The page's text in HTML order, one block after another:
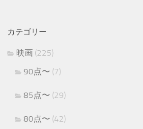
カテゴリー
映画 (225)
90点〜 (7)
85点〜 (29)
80点〜 (42)